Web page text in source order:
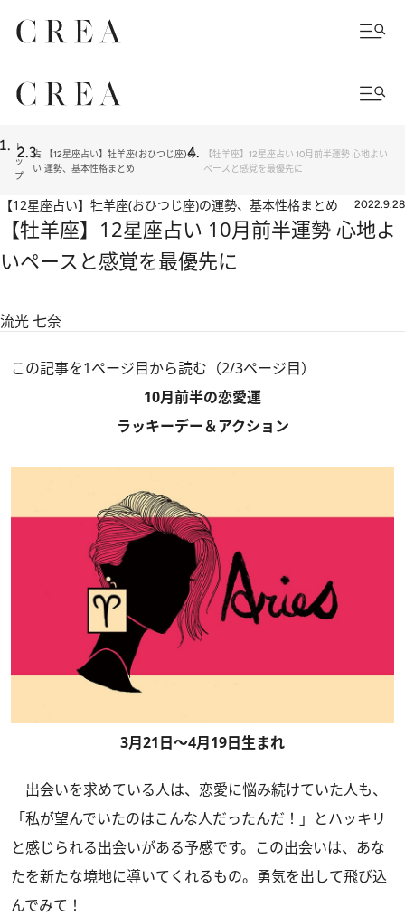
ト
ッ
プ
占
い
【12星座占い】牡羊座(おひつじ座)の
運勢、基本性格まとめ
【牡羊座】12星座占い 10月前半運勢 心地よい
ペースと感覚を最優先に
【12星座占い】牡羊座(おひつじ座)の運勢、基本性格まとめ 2022.9.28
【牡羊座】12星座占い 10月前半運勢 心地よ
いペースと感覚を最優先に
流光 七奈
この記事を1ページ目から読む（2/3ページ目）
10月前半の恋愛運
ラッキーデー＆アクション
3月21日～4月19日生まれ
出会いを求めている人は、恋愛に悩み続けていた人も、
「私が望んでいたのはこんな人だったんだ！」とハッキリ
と感じられる出会いがある予感です。この出会いは、あな
たを新たな境地に導いてくれるもの。勇気を出して飛び込
んでみて！